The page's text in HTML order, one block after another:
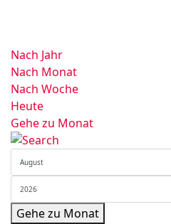
Nach Jahr
Nach Monat
Nach Woche
Heute
Gehe zu Monat
Gehe zu Monat